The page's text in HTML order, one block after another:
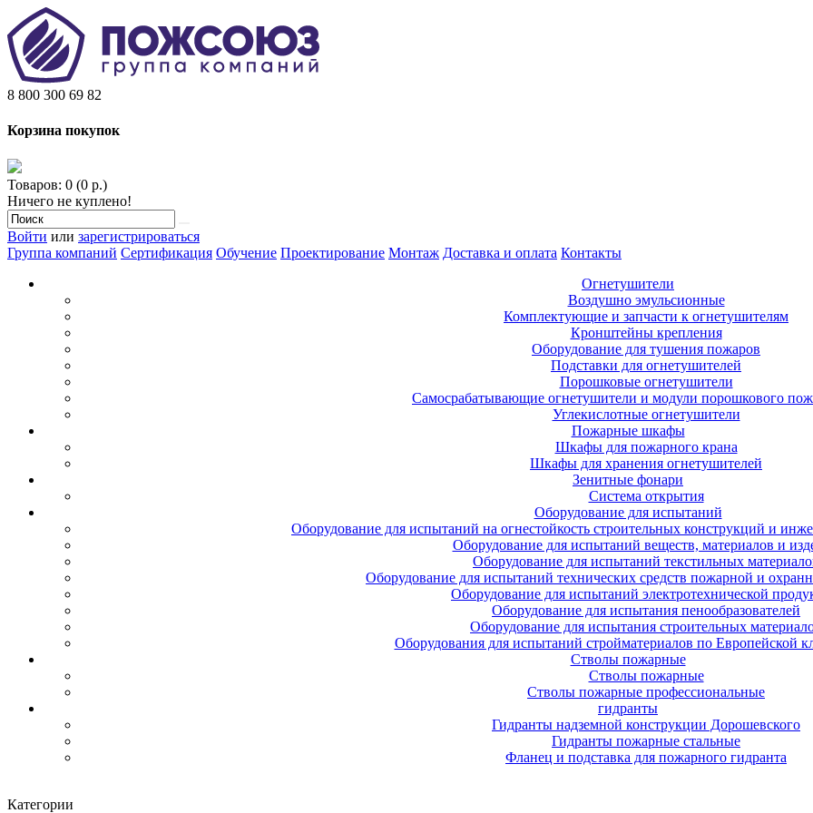
8 800 300 69 82
Корзина покупок
Товаров: 0 (0 р.)
Ничего не куплено!
Войти или зарегистрироваться
Группа компаний Сертификация Обучение Проектирование Монтаж Доставка и оплата Контакты
Огнетушители
Воздушно эмульсионные
Комплектующие и запчасти к огнетушителям
Кронштейны крепления
Оборудование для тушения пожаров
Подставки для огнетушителей
Порошковые огнетушители
Самосрабатывающие огнетушители и модули порошкового
Углекислотные огнетушители
Пожарные шкафы
Шкафы для пожарного крана
Шкафы для хранения огнетушителей
Зенитные фонари
Система открытия
Оборудование для испытаний
Оборудование для испытаний на огнестойкость строительных конструкций и
Оборудование для испытаний веществ, материалов и
Оборудование для испытаний текстильных
Оборудование для испытаний технических средств пожарной и
Оборудование для испытаний электротехнической
Оборудование для испытания пенообразователей
Оборудование для испытания строительных
Оборудования для испытаний стройматериалов по Европейской
Стволы пожарные
Стволы пожарные
Стволы пожарные профессиональные
гидранты
Гидранты надземной конструкции Дорошевского
Гидранты пожарные стальные
Фланец и подставка для пожарного гидранта
Категории